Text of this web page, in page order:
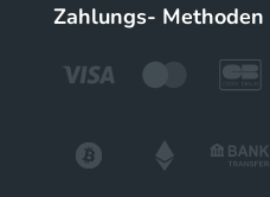
Zahlungs- Methoden